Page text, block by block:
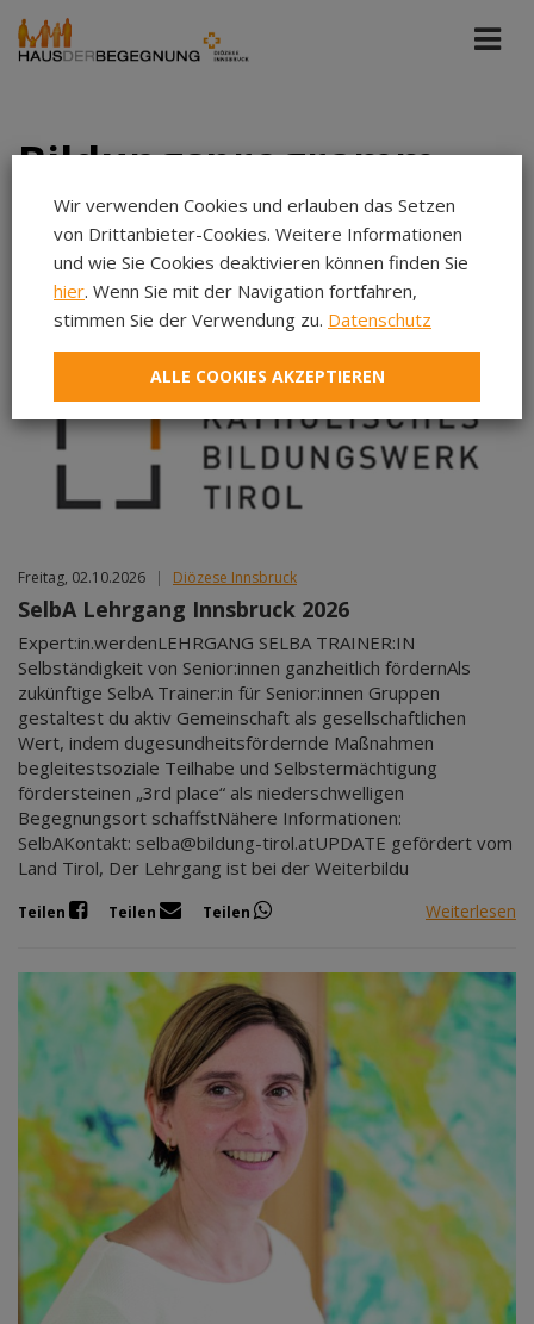
Bildungsprogramm
Diözese Innsbruck
Kommende Veranstaltungen
Sep 2026
Okt 2026
Nov 2026
Dez 2026
Mär 2027
Apr 2027
Mai 2027
Jun 2027
Jul 2027
Freitag, 02.10.2026 | Diözese Innsbruck
SelbA Lehrgang Innsbruck 2026
Expert:in.werdenLEHRGANG SELBA TRAINER:IN
Selbständigkeit von Senior:innen ganzheitlich fördernAls
zukünftige SelbA Trainer:in für Senior:innen Gruppen
gestaltest du aktiv Gemeinschaft als gesellschaftlichen
Wert, indem dugesundheitsfördernde Maßnahmen
begleitestsoziale Teilhabe und Selbstermächtigung
fördersteinen „3rd place“ als niederschwelligen
Begegnungsort schaffstNähere Informationen:
SelbAKontakt: selba@bildung-tirol.atUPDATE gefördert vom
Land Tirol, Der Lehrgang ist bei der Weiterbildu
Teilen Teilen Teilen Weiterlesen
Wir verwenden Cookies und erlauben das Setzen
von Drittanbieter-Cookies. Weitere Informationen
und wie Sie Cookies deaktivieren können finden Sie
hier. Wenn Sie mit der Navigation fortfahren,
stimmen Sie der Verwendung zu. Datenschutz
ALLE COOKIES AKZEPTIEREN